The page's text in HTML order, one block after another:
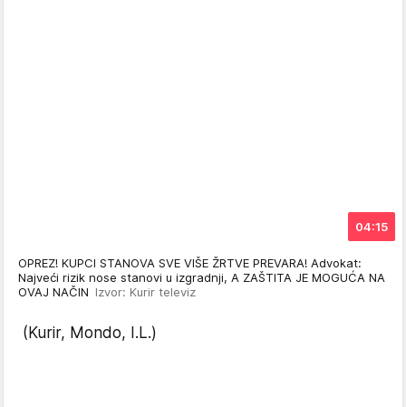
04:15
OPREZ! KUPCI STANOVA SVE VIŠE ŽRTVE PREVARA! Advokat:
Najveći rizik nose stanovi u izgradnji, A ZAŠTITA JE MOGUĆA NA
OVAJ NAČIN Izvor: Kurir televiz
(Kurir, Mondo, I.L.)